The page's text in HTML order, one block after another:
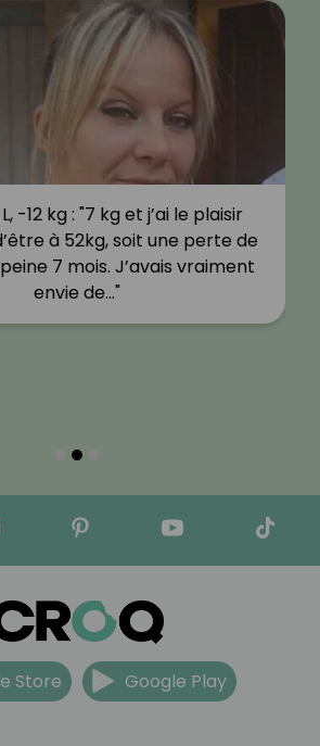
-12 kg : "7 kg et j’ai le plaisir
à 52kg, soit une perte de
peine 7 mois. J’avais vraiment
envie de…"
Store Google Play